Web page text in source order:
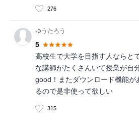
276
ゆうたろう
5
高校生で大学を目指す人ならと
な講師がたくさんいて授業が自
good！またダウンロード機能が
るので是非使って欲しい
315